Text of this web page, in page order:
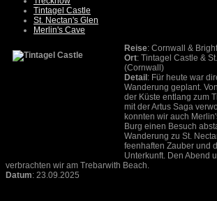
Tintagel Castle
St. Nectan's Glen
Merlin's Cave
Reise: Cornwall &
Ort: Tintagel Castle &
(Cornwall)
Detail : Für heute war
Wanderung geplant.
der Küste entlang zum
mit der Artus Saga
konnten wir auch
Burg einen Besuch
Wanderung zu St.
feenhaften Zauber und
Unterkunft. Den Abend
verbrachten wir am Trebarwith Beach.
Datum: 23.09.2025